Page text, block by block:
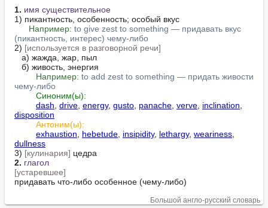
1. имя существительное
1) пикантность, особенность; особый вкус
Например: to give zest to something — придавать вкус
(пикантность, интерес) чему-либо
2) [используется в разговорной речи]
Например: to add zest to something — придать живости
чему-либо
Синоним(ы):
dash drive energy, gusto panache verve inclination
disposition
Антоним(ы):
exhaustion
hebetude insipidity, lethargy, weariness
dullness
3) [кулинария]
2. глагол
[устаревшее]
придавать что-либо особенное (чему-либо)
Большой англо-русский словарь